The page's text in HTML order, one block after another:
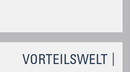
VORTEILSWELT